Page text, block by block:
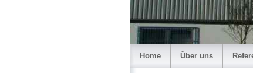
Home Über uns